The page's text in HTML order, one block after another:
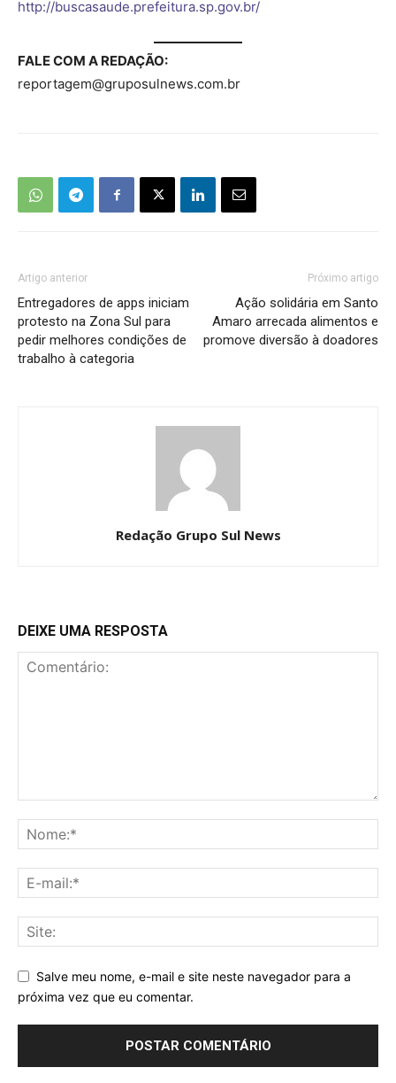
http://buscasaude.prefeitura.sp.gov.br/
FALE COM A REDAÇÃO:
reportagem@gruposulnews.com.br
Artigo anterior
Entregadores de apps iniciam
protesto na Zona Sul para
pedir melhores condições de
trabalho à categoria
Próximo artigo
Ação solidária em Santo
Amaro arrecada alimentos e
promove diversão à doadores
Redação Grupo Sul News
DEIXE UMA RESPOSTA
Salve meu nome, e-mail e site neste navegador para a
próxima vez que eu comentar.